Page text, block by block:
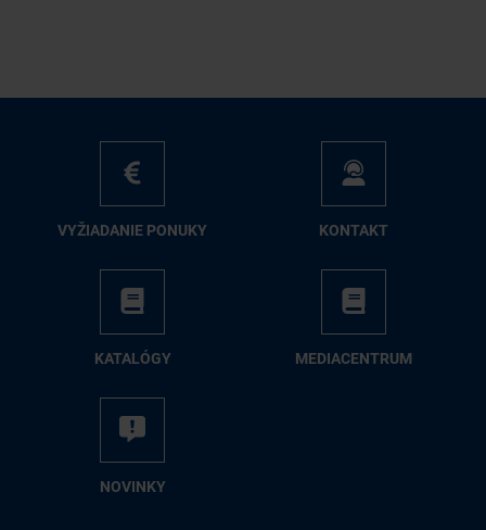
VY­ŽIA­DA­NIE PO­NU­KY KON­TAKT
KA­TA­LÓ­GY ME­DIA­CEN­TRUM
NO­VIN­KY